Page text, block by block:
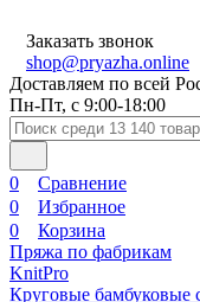
Заказать звонок
shop@pryazha.online
Доставляем по всей
Пн-Пт, с 9:00-18:00
0
Сравнение
0
Избранное
0
Корзина
Пряжа по фабрикам
KnitPro
Круговые бамбуковые